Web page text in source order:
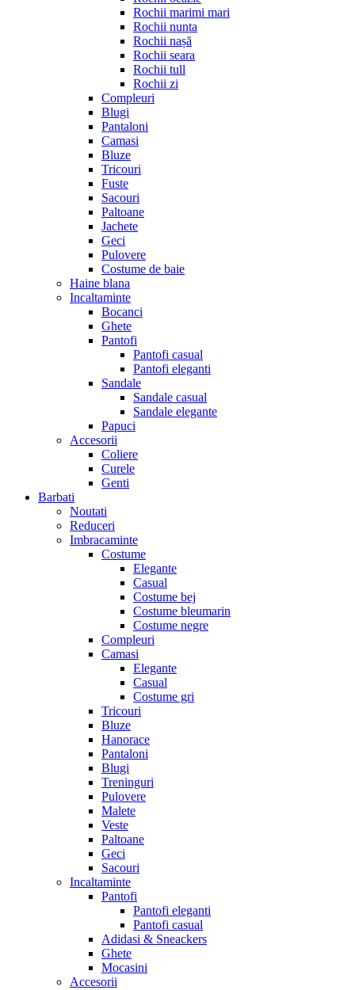
Rochii marimi mari
Rochii nunta
Rochii nașă
Rochii seara
Rochii tull
Rochii zi
Compleuri
Blugi
Pantaloni
Camasi
Bluze
Tricouri
Fuste
Sacouri
Paltoane
Jachete
Geci
Pulovere
Costume de baie
Haine blana
Incaltaminte
Bocanci
Ghete
Pantofi
Pantofi casual
Pantofi eleganti
Sandale
Sandale casual
Sandale elegante
Papuci
Accesorii
Coliere
Curele
Genti
Barbati
Noutati
Reduceri
Imbracaminte
Costume
Elegante
Casual
Costume bej
Costume bleumarin
Costume negre
Compleuri
Camasi
Elegante
Casual
Costume gri
Tricouri
Bluze
Hanorace
Pantaloni
Blugi
Treninguri
Pulovere
Malete
Veste
Paltoane
Geci
Sacouri
Incaltaminte
Pantofi
Pantofi eleganti
Pantofi casual
Adidasi & Sneackers
Ghete
Mocasini
Accesorii